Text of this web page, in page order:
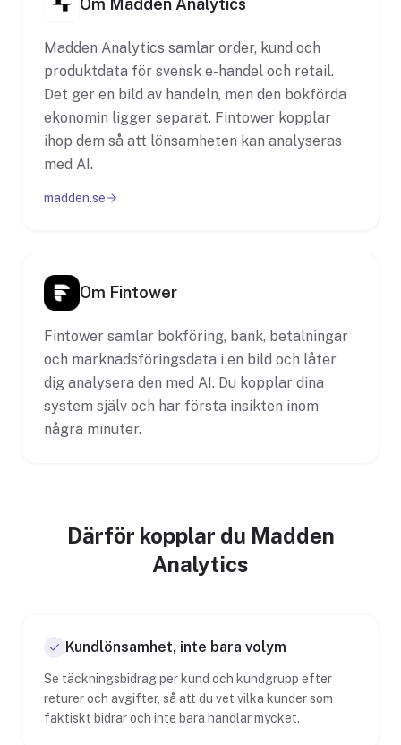
Om Madden Analytics
Madden Analytics samlar order, kund och
produktdata för svensk e-handel och retail.
Det ger en bild av handeln, men den bokförda
ekonomin ligger separat. Fintower kopplar
ihop dem så att lönsamheten kan analyseras
med AI.
madden.se
Om Fintower
Fintower samlar bokföring, bank, betalningar
och marknadsföringsdata i en bild och låter
dig analysera den med AI. Du kopplar dina
system själv och har första insikten inom
några minuter.
Därför kopplar du Madden
Analytics
Kundlönsamhet, inte bara volym
Se täckningsbidrag per kund och kundgrupp efter
returer och avgifter, så att du vet vilka kunder som
faktiskt bidrar och inte bara handlar mycket.